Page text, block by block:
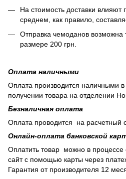
На стоимость доставки влияют
среднем, как правило,
Отправка чемоданов возможна
размере 200 грн.
Оплата наличными
Оплата производится наличными
получении товара на отделении
Безналичная оплата
Оплата проводится на расчетный
Онлайн-оплата банковской
Оплатить товар можно в
сайт с помощью карты через
Гарантия от производителя 12